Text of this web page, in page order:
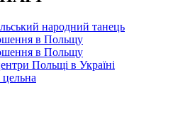
народний танець
в Польщу
в Польщу
Польщі в Україні